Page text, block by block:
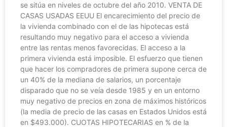
se sitúa en niveles de octubre del año 2010. VENTA DE
CASAS USADAS EEUU El encarecimiento del precio de
la vivienda combinado con el de las hipotecas está
resultando muy negativo para el acceso a vivienda
entre las rentas menos favorecidas. El acceso a la
primera vivienda está imposible. El esfuerzo que tienen
que hacer los compradores de primera supone cerca de
un 40% de la mediana de salarios, un porcentaje
disparado que no se veía desde 1985 y en un entorno
muy negativo de precios en zona de máximos históricos
(la media de precio de las casas en Estados Unidos está
en $493.000). CUOTAS HIPOTECARIAS en % de la